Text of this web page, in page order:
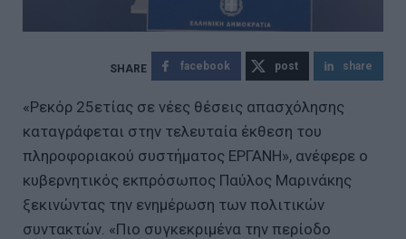
facebook post share
«Ρεκόρ 25ετίας σε νέες θέσεις απασχόλησης
καταγράφεται στην τελευταία έκθεση του
πληροφοριακού συστήματος ΕΡΓΑΝΗ», ανέφερε ο
κυβερνητικός εκπρόσωπος Παύλος Μαρινάκης
ξεκινώντας την ενημέρωση των πολιτικών
συντακτών. «Πιο συγκεκριμένα την περίοδο